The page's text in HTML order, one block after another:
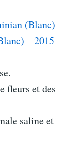
– 2015
fleurs et des
saline et